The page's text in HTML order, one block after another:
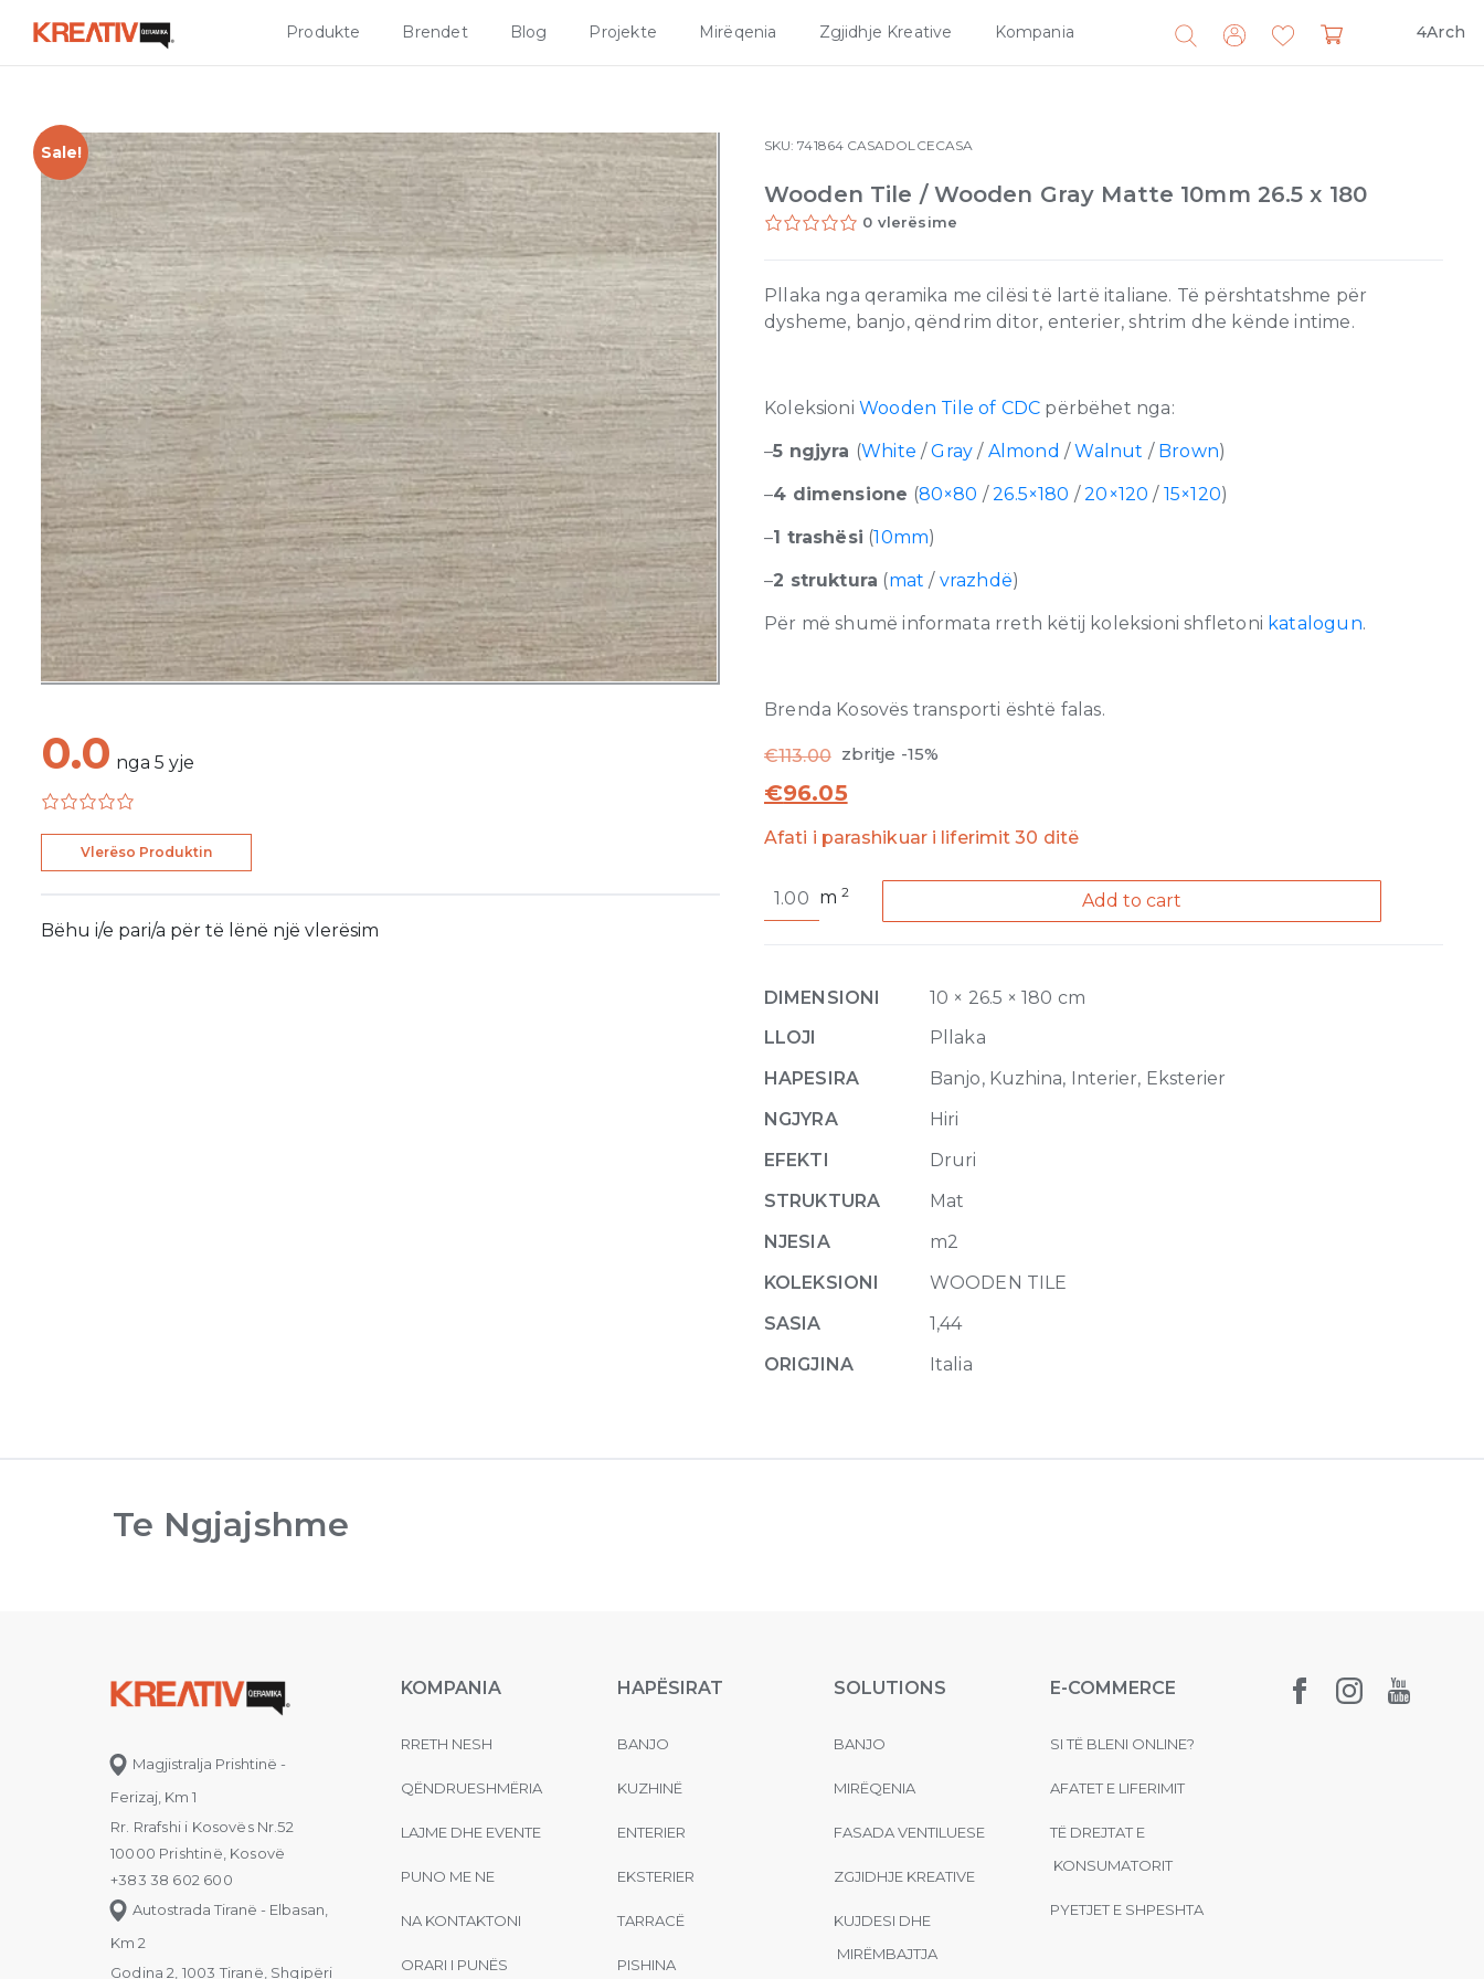
Produkte Brendet Blog Projekte Mirëqenia Zgjidhje Kreative Kompania 4Arch
Search
for:
Sale!
0.0 nga 5 yje
Vlerëso Produktin
Bëhu i/e pari/a për të lënë një vlerësim
SKU:741864 CASADOLCECASA
Wooden Tile / Wooden Gray Matte 10mm 26.5 x 180
0 vlerësime
Pllaka nga qeramika me cilësi të lartë italiane. Të përshtatshme për
dysheme, banjo, qëndrim ditor, enterier, shtrim dhe kënde intime.
Koleksioni Wooden Tile of CDC përbëhet nga:
–5 ngjyra (White /Gray / Almond /Walnut / Brown)
–4 dimensione (80×80 /26.5×180 /20×120 / 15×120)
–1 trashësi (10mm)
–2 struktura (mat / vrazhdë)
Për më shumë informata rreth këtij koleksioni shfletoni katalogun.
Brenda Kosovës transporti është falas.
€113.00 zbritje -15%
€96.05
Afati i parashikuar i liferimit 30 ditë
Tile
Matte
10mm
x
180
m2 Add to cart
DIMENSIONI
10 × 26.5 × 180 cm
LLOJI
Pllaka
HAPESIRA
Banjo, Kuzhina, Interier, Eksterier
NGJYRA
Hiri
EFEKTI
Druri
STRUKTURA
Mat
NJESIA
m2
KOLEKSIONI
WOODEN TILE
SASIA
1,44
ORIGJINA
Italia
Te Ngjajshme
Magjistralja Prishtinë -
Ferizaj, Km 1
Rr. Rrafshi i Kosovës Nr.52
10000 Prishtinë, Kosovë
+383 38 602 600
Autostrada Tiranë - Elbasan,
Km 2
Godina 2, 1003 Tiranë, Shqipëri
KOMPANIA
RRETH NESH
QËNDRUESHMËRIA
LAJME DHE EVENTE
PUNO ME NE
NA KONTAKTONI
ORARI I PUNËS
HAPËSIRAT
BANJO
KUZHINË
ENTERIER
EKSTERIER
TARRACË
PISHINA
SOLUTIONS
BANJO
MIRËQENIA
FASADA VENTILUESE
ZGJIDHJE KREATIVE
KUJDESI DHE
MIRËMBAJTJA
E-COMMERCE
SI TË BLENI ONLINE?
AFATET E LIFERIMIT
TË DREJTAT E
KONSUMATORIT
PYETJET E SHPESHTA